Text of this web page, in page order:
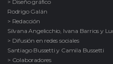
> Diseño gráfico
Rodrigo Galán
> Redacción
Silvana Angelicchio, Ivana Barrios y
> Difusión en redes sociales
Santiago Bussetti y Camila Bussetti
> Colaboradores